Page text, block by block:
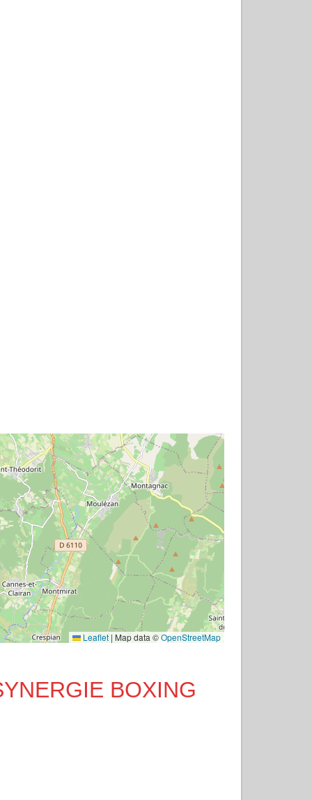
Leaflet | Map data ©OpenStreetMap
BOXING